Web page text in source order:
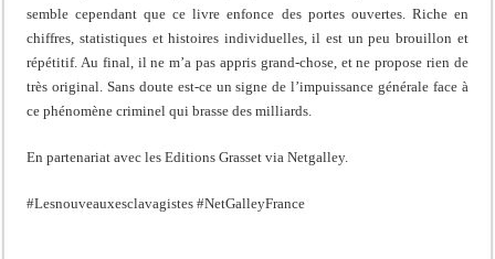
semble cependant que ce livre enfonce des portes ouvertes. Riche en
chiffres, statistiques et histoires individuelles, il est un peu brouillon et
répétitif. Au final, il ne m’a pas appris grand-chose, et ne propose rien de
très original. Sans doute est-ce un signe de l’impuissance générale face à
ce phénomène criminel qui brasse des milliards.
En partenariat avec les Editions Grasset via Netgalley.
#Lesnouveauxesclavagistes #NetGalleyFrance